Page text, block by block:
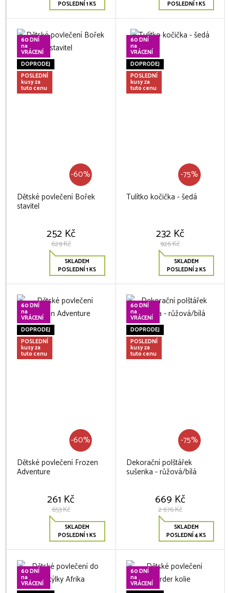
POSLEDNÍ 1 KS
POSLEDNÍ 1 KS
60 DNÍ
na
VRÁCENÍ
DOPRODEJ
POSLEDNÍ
kusy za
tuto cenu
-60%
Dětské povlečení Bořek
stavitel
252 Kč
629 Kč
SKLADEM
POSLEDNÍ 1 KS
60 DNÍ
na
VRÁCENÍ
DOPRODEJ
POSLEDNÍ
kusy za
tuto cenu
-75%
Tulítko kočička - šedá
232 Kč
926 Kč
SKLADEM
POSLEDNÍ 2 KS
60 DNÍ
na
VRÁCENÍ
DOPRODEJ
POSLEDNÍ
kusy za
tuto cenu
-60%
Dětské povlečení Frozen
Adventure
261 Kč
653 Kč
SKLADEM
POSLEDNÍ 1 KS
60 DNÍ
na
VRÁCENÍ
DOPRODEJ
POSLEDNÍ
kusy za
tuto cenu
-75%
Dekorační polštářek
sušenka - růžová/bílá
669 Kč
2 676 Kč
SKLADEM
POSLEDNÍ 4 KS
60 DNÍ
na
VRÁCENÍ
60 DNÍ
na
VRÁCENÍ